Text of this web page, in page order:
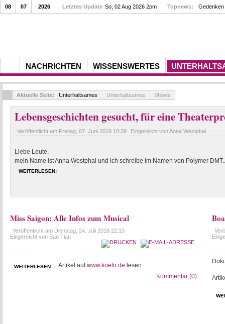
NACHRICHTEN WISSENSWERTES
08 07 2026 Letztes Update So, 02 Aug 2026 2pm Topnews: Gedenken
Aktuelle Seite: Unterhaltsames Unterhaltsames Shows
Lebensgeschichten gesucht, für eine
Veröffentlicht am Freitag, 07. Juni 2019 10:39 Eingereicht von Anna Westphal
Liebe Leute,
mein Name ist Anna Westphal und ich schreibe im Namen von Polymer
WEITERLESEN:
Miss Saigon: Alle Infos zum Musical
Veröffentlicht am Dienstag, 24. Juli 2018 22:13
Eingereicht von Bao Tian
Artikel aufwww.koeln.de lesen.
WEITERLESEN:
Kommentar (0)